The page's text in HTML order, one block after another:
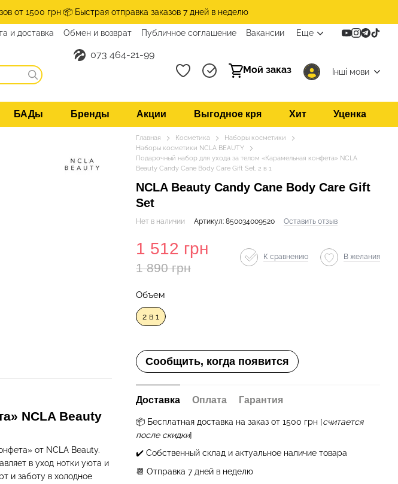
от 1500 грн 📦 Быстрая отправка заказов 7 дней в неделю
и доставка Обмен и возврат Публичное соглашение Вакансии Еще
073 464-21-99
Мой заказ
Інші мови
БАДы Бренды Акции Выгодное кря Хит Уценка
NCLA Beauty
от NCLA Beauty.
в уход нотки уюта и
и заботу в холодное
Главная Косметика
Наборы косметики
Наборы косметики NCLA BEAUTY
Подарочный набор для ухода за телом «Карамельная конфета» NCLA
Beauty Candy Cane Body Care Gift Set, 2 в 1
NCLA Beauty Candy Cane Body Care Gift
Set
Нет в наличии Артикул: 850034009520 Оставить отзыв
1 512 грн
1 890 грн
К сравнению В желания
Объем
2 в 1
Сообщить, когда появится
Доставка Оплата Гарантия
📦 Бесплатная доставка на заказ от 1500 грн [считается
после скидки]
✔️ Собственный склад и актуальное наличие товара
📆 Отправка 7 дней в неделю